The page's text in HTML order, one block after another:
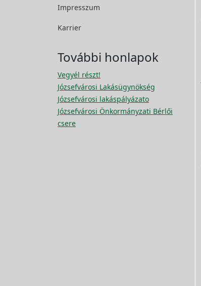
Impresszum
Karrier
További honlapok
Vegyél részt!
Józsefvárosi Lakásügynökség
Józsefvárosi lakáspályázato
Józsefvárosi Önkormányzati Bérlői
csere